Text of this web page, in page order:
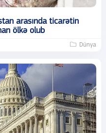
arasında ticarətin
ölkə olub
Dünya